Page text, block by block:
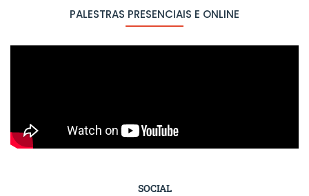
PALESTRAS PRESENCIAIS E ONLINE
SOCIAL